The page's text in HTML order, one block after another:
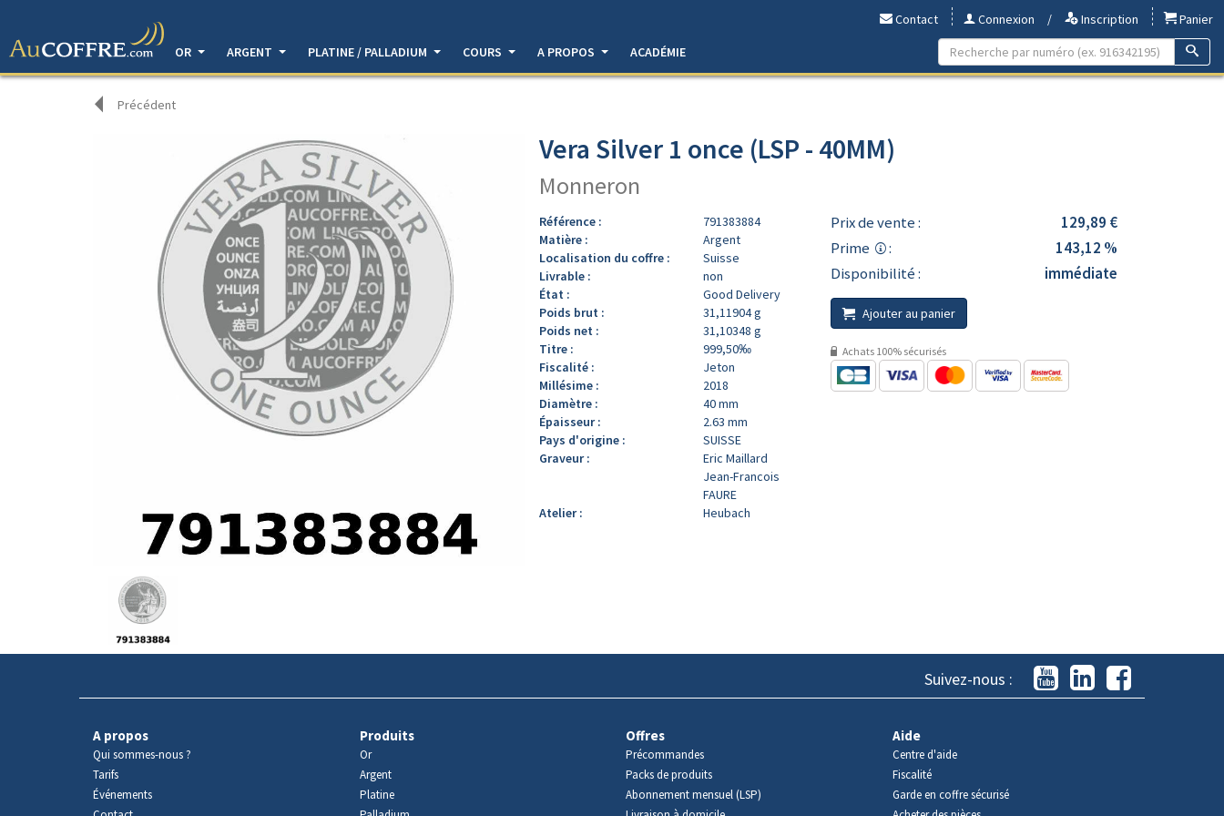
Contact Connexion / Inscription
Panier
OR
ARGENT PLATINE / PALLADIUM COURS A PROPOS ACADÉMIE
Précédent
produit
Vera Silver 1 once (LSP - 40MM)
Monneron
Référence :
791383884
Matière :
Argent
Localisation du coffre :
Suisse
Livrable :
non
État :
Good Delivery
Poids brut :
31,11904 g
Poids net :
31,10348 g
Titre :
999,50‰
Fiscalité :
Jeton
Millésime :
2018
Diamètre :
40 mm
Épaisseur :
2.63 mm
Pays d'origine :
SUISSE
Graveur :
Eric Maillard
Jean-Francois
FAURE
Atelier :
Heubach
Prix de vente :
129,89 €
Prime
:
143,12 %
Disponibilité :
immédiate
Ajouter au panier
Achats 100% sécurisés
Suivez-nous :
A propos
Qui sommes-nous ?
Tarifs
Événements
Produits
Or
Argent
Platine
Offres
Précommandes
Packs de produits
Abonnement mensuel (LSP)
Aide
Centre d'aide
Fiscalité
Garde en coffre sécurisé